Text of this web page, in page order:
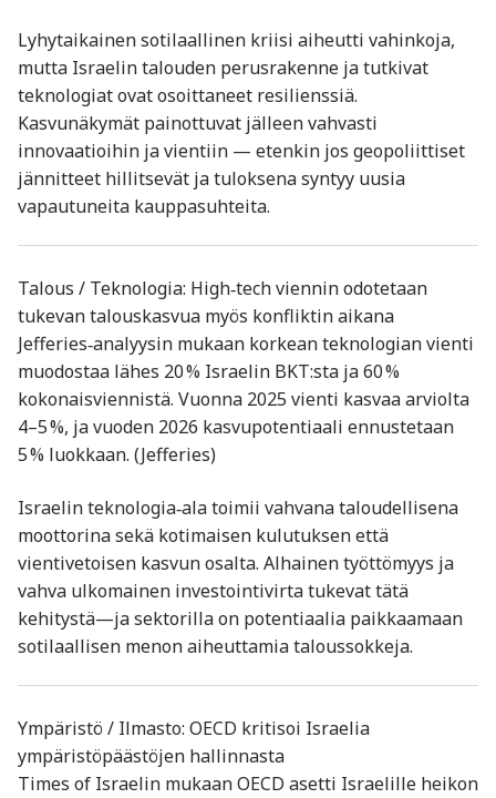
Lyhytaikainen sotilaallinen kriisi aiheutti vahinkoja,
mutta Israelin talouden perusrakenne ja tutkivat
teknologiat ovat osoittaneet resilienssiä.
Kasvunäkymät painottuvat jälleen vahvasti
innovaatioihin ja vientiin — etenkin jos geopoliittiset
jännitteet hillitsevät ja tuloksena syntyy uusia
vapautuneita kauppasuhteita.
Talous / Teknologia: High‑tech viennin odotetaan
tukevan talouskasvua myös konfliktin aikana
Jefferies‑analyysin mukaan korkean teknologian vienti
muodostaa lähes 20 % Israelin BKT:sta ja 60 %
kokonaisviennistä. Vuonna 2025 vienti kasvaa arviolta
4–5 %, ja vuoden 2026 kasvupotentiaali ennustetaan
5 % luokkaan. (Jefferies)
Israelin teknologia‑ala toimii vahvana taloudellisena
moottorina sekä kotimaisen kulutuksen että
vientivetoisen kasvun osalta. Alhainen työttömyys ja
vahva ulkomainen investointivirta tukevat tätä
kehitystä—ja sektorilla on potentiaalia paikkaamaan
sotilaallisen menon aiheuttamia taloussokkeja.
Ympäristö / Ilmasto: OECD kritisoi Israelia
ympäristöpäästöjen hallinnasta
Times of Israelin mukaan OECD asetti Israelille heikon